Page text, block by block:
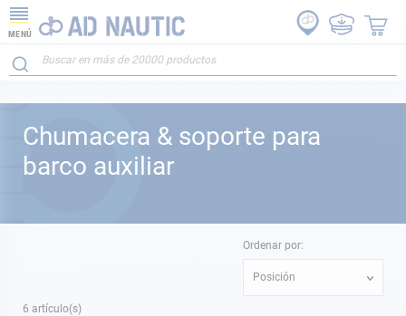
MENÚ
Chumacera & soporte para
barco auxiliar
6 artículo(s)
Ordenar por:
Posición